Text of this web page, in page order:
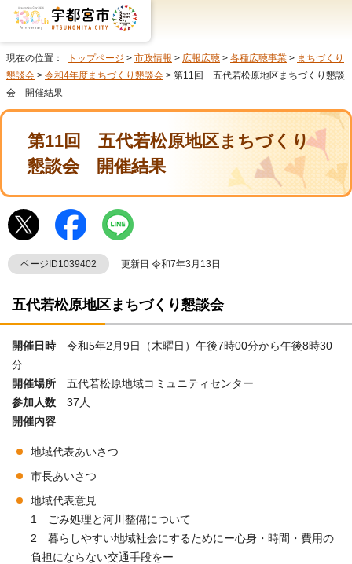
現在の位置： トップページ > 市政情報 > 広報広聴 > 各種広聴事業 > まちづくり
懇談会 > 令和4年度まちづくり懇談会 > 第11回 五代若松原地区まちづくり懇談
会 開催結果
第11回 五代若松原地区まちづくり
懇談会 開催結果
ページID1039402 更新日 令和7年3月13日
五代若松原地区まちづくり懇談会
開催日時 令和5年2月9日（木曜日）午後7時00分から午後8時30
分
開催場所 五代若松原地域コミュニティセンター
参加人数 37人
開催内容
地域代表あいさつ
市長あいさつ
地域代表意見
1 ごみ処理と河川整備について
2 暮らしやすい地域社会にするためにー心身・時間・費用の
負担にならない交通手段をー